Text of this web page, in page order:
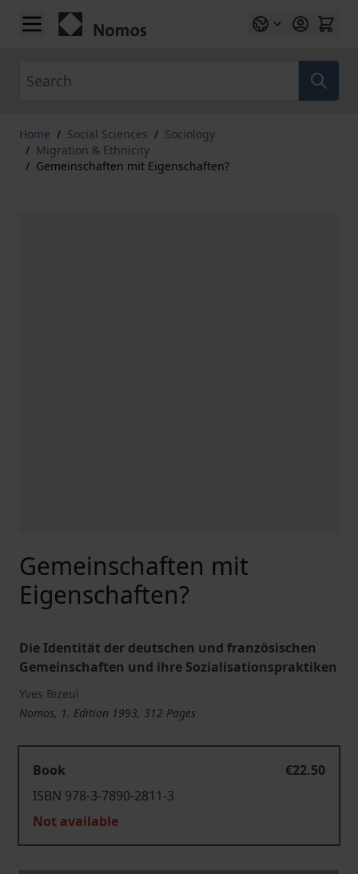
Skip to Content
Home / Social Sciences / Sociology
/ Migration & Ethnicity
/ Gemeinschaften mit Eigenschaften?
Gemeinschaften mit
Eigenschaften?
Die Identität der deutschen und französischen
Gemeinschaften und ihre Sozialisationspraktiken
Yves Bizeul
Nomos, 1. Edition 1993, 312 Pages
Book
€22.50
ISBN 978-3-7890-2811-3
Not available